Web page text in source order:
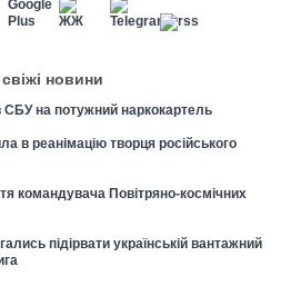
свіжі новини
СБУ на потужний наркокартель
в реанімацію творця російського
командувача Повітряно-космічних
підірвати українській вантажний